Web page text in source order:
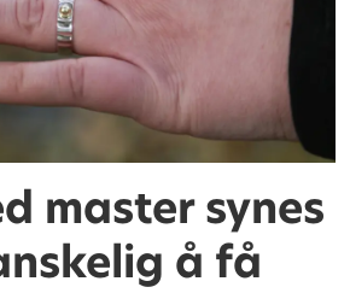
master synes
å få